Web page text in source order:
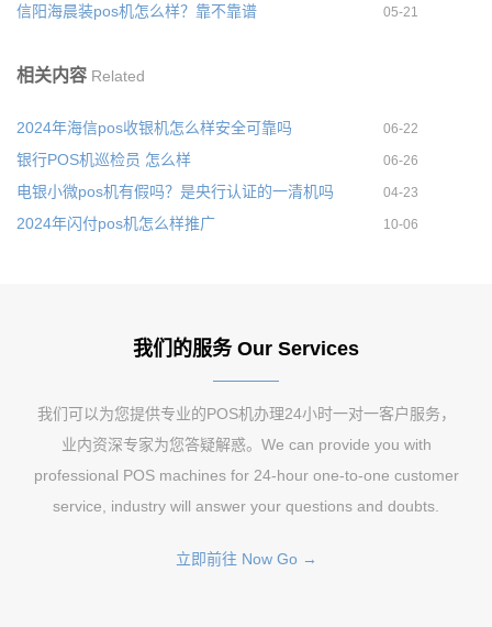
信阳海晨装pos机怎么样？靠不靠谱 05-21
相关内容 Related
2024年海信pos收银机怎么样安全可靠吗 06-22
银行POS机巡检员 怎么样 06-26
电银小微pos机有假吗？是央行认证的一清机吗 04-23
2024年闪付pos机怎么样推广 10-06
我们的服务 Our Services
我们可以为您提供专业的POS机办理24小时一对一客户服务，
业内资深专家为您答疑解惑。We can provide you with
professional POS machines for 24-hour one-to-one customer
service, industry will answer your questions and doubts.
立即前往 Now Go →